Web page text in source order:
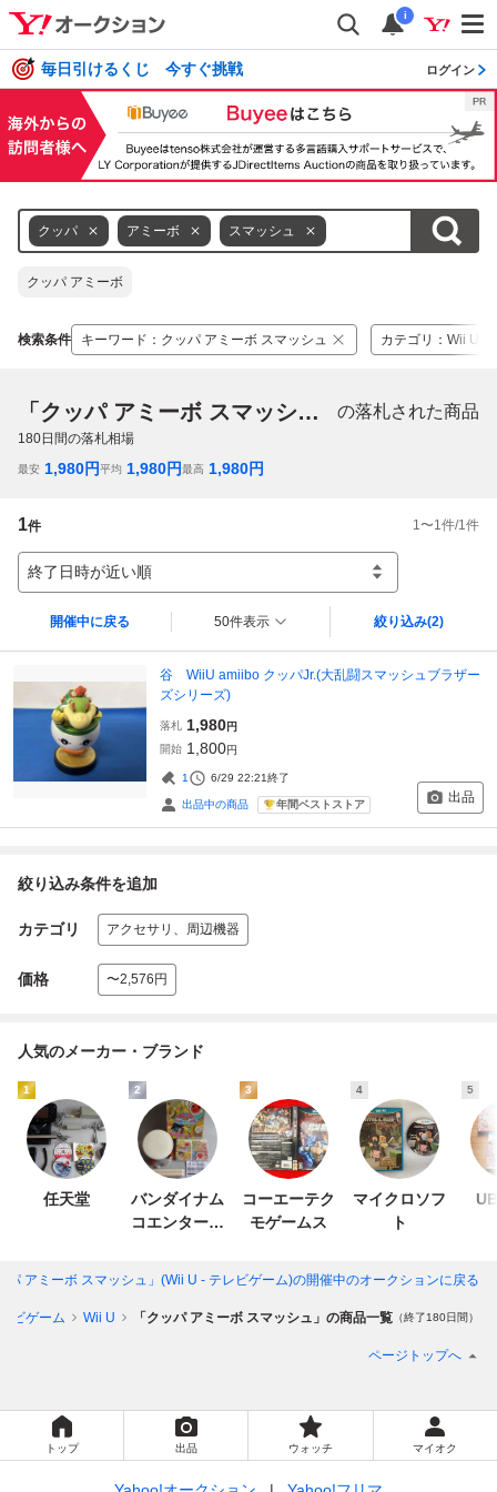
i
毎日引けるくじ 今すぐ挑戦 ログイン
クッパ アミーボ スマッシュ
クッパ アミーボ
検索条件 キーワード ： クッパ アミーボ スマッシュ カテゴリ ： Wii U
「クッパ アミーボ スマッシュ」 の落札された商品
180日間の落札相場
最安 1,980円平均 1,980円最高 1,980円
1件 1 〜1 件/1 件
終了日時が近い順
開催中に戻る 50件表示 絞り込み(2)
谷 WiiU amiibo クッパJr.(大乱闘スマッシュブラザー
ズシリーズ)
落札 1,980円
開始 1,800円
1 6/29 22:21終了
出品中の商品 年間ベストストア 出品
絞り込み条件を追加
カテゴリ アクセサリ、周辺機器
価格 〜2,576円
人気のメーカー・ブランド
1
任天堂
2
バンダイナム
コエンターテ
3
コーエーテク
モゲームス
4
マイクロソフ
ト
5
パ アミーボ スマッシュ」(Wii U - テレビゲーム)の開催中のオークションに戻る
ビゲーム Wii U 「クッパ アミーボ スマッシュ」の商品一覧 （終了180日間）
ページトップへ
トップ 出品 ウォッチ マイオク